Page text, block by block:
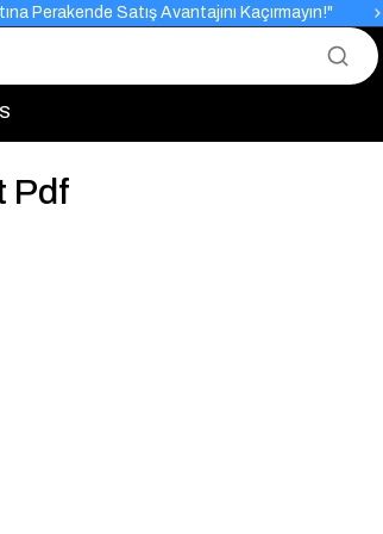
Perakende Satış Avantajını Kaçırmayın!"
Pdf